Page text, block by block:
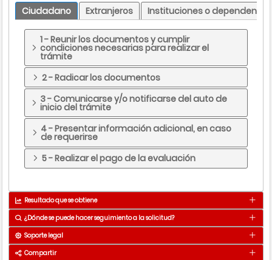
Ciudadano Extranjeros Instituciones o
1 - Reunir los documentos y cumplir
condiciones necesarias para realizar el
trámite
2 - Radicar los documentos
3 - Comunicarse y/o notificarse del auto de
inicio del trámite
4 - Presentar información adicional, en caso
de requerirse
5 - Realizar el pago de la evaluación
Resultado que se obtiene
Resultado
Permiso ambiental para jardines
botánicos.
¿Dónde se puede hacer seguimiento a la solicitud?
Medio
Detalle
Soporte legal
Compartir